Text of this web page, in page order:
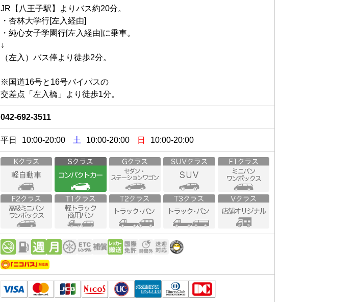
JR【八王子駅】よりバス約20分。
・杏林大学行[左入経由]
・純心女子学園行[左入経由]に乗車。
↓
（左入）バス停より徒歩2分。
※国道16号と16号バイパスの
042-692-3511
平日 10:00-20:00 土 10:00-20:00 日 10:00-20:00